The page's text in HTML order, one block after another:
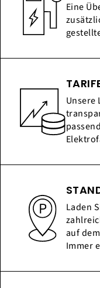
Eine
Unsere
Laden
auf
Immer